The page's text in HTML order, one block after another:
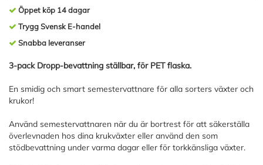
Öppet köp 14 dagar
Trygg Svensk E-handel
Snabba leveranser
3-pack Dropp-bevattning ställbar, för PET flaska.
En smidig och smart semestervattnare för alla sorters växter och
krukor!
Använd semestervattnaren när du är bortrest för att säkerställa
överlevnaden hos dina krukväxter eller använd den som
stödbevattning under varma dagar eller för torkkänsliga växter.